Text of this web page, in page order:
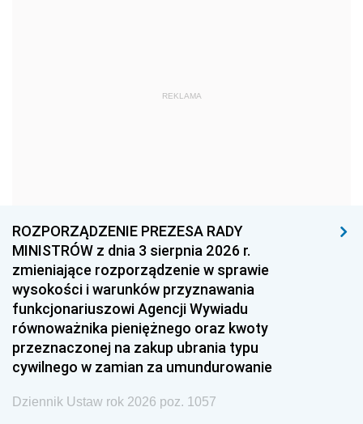
1957 1956
1954 1953
1951 1950
1948 1947
1945 1944 1939
1938 1937 1936
1935 1934
REKLAMA
ROZPORZĄDZENIE PREZESA RADY
MINISTRÓW z dnia 3 sierpnia 2026 r.
zmieniające rozporządzenie w sprawie
wysokości i warunków przyznawania
funkcjonariuszowi Agencji Wywiadu
równoważnika pieniężnego oraz kwoty
przeznaczonej na zakup ubrania typu
cywilnego w zamian za umundurowanie
Dziennik Ustaw rok 2026 poz. 1057